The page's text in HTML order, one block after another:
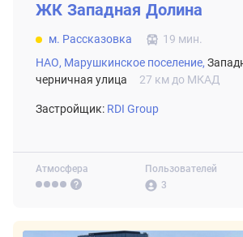
Атмосфера
Пользователей
3
ЖК Западная Долина
м. Рассказовка
19 мин.
НАО, Марушкинское поселение,
черничная улица
27 км до МКАД
Застройщик: RDI Group